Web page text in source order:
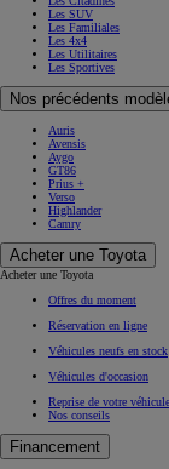
Les SUV
Les Familiales
Les 4x4
Les Utilitaires
Les Sportives
Nos précédents
Auris
Avensis
Aygo
GT86
Prius +
Verso
Highlander
Camry
Acheter une Toyota
Acheter une Toyota
Offres du moment
Réservation en ligne
Véhicules neufs en stock
Véhicules d'occasion
Reprise de votre véhicule
Nos conseils
Financement